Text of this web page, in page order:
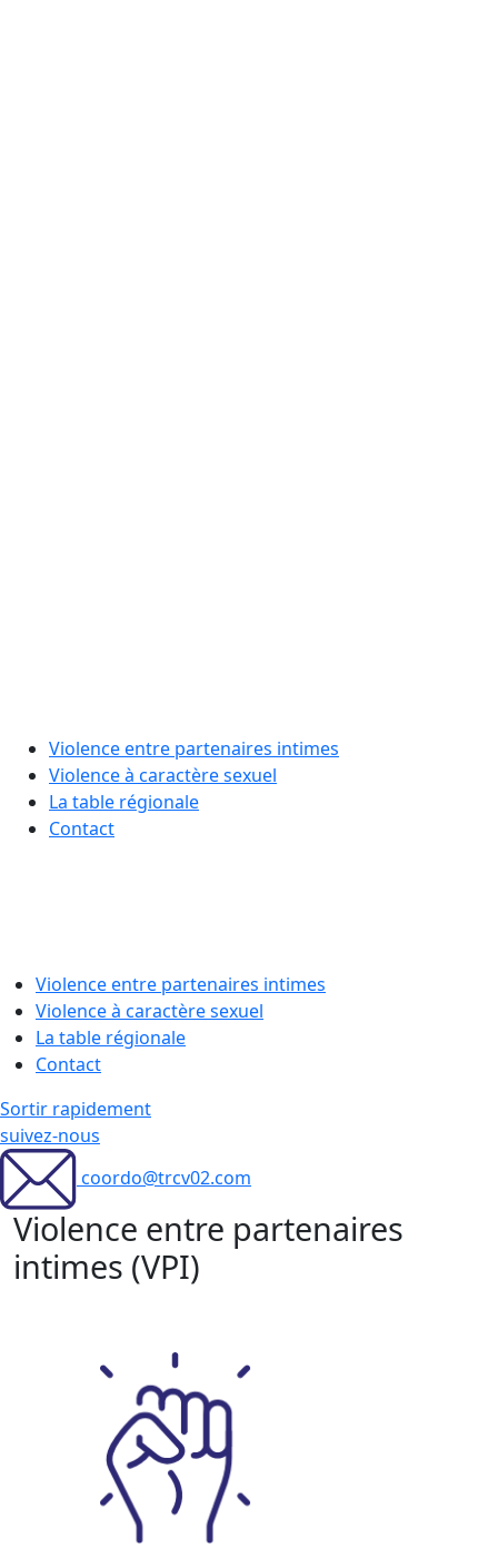
Violence entre partenaires intimes
Violence à caractère sexuel
La table régionale
Contact
Violence entre partenaires intimes
Violence à caractère sexuel
La table régionale
Contact
Sortir rapidement
suivez-nous
coordo@trcv02.com
Violence entre partenaires
intimes (VPI)